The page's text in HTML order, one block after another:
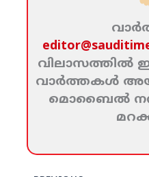
വിലാസത്തില്‍
വാര്‍ത്തകള്‍
മൊബൈല്‍